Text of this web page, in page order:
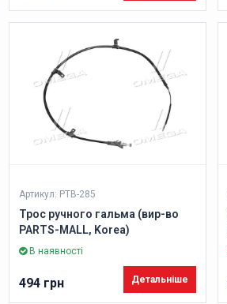
Артикул: PTB-285
Трос ручного гальма (вир-во
PARTS-MALL, Korea)
В наявності
494 грн Детальніше